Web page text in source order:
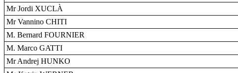
Mr Jordi XUCLÀ
Mr Vannino CHITI
M. Bernard FOURNIER
M. Marco GATTI
Mr Andrej HUNKO